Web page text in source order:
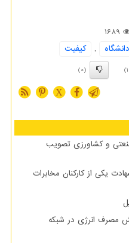
1689
دانشگاه ,
كیفیت
(0)
X
و کشاورزی تصویب
یکی از کارکنان مخابرات
مصرف انرژی در شبکه